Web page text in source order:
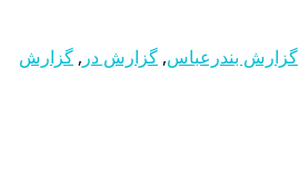
گزارش بندرعباس, گزارش در , گزارش